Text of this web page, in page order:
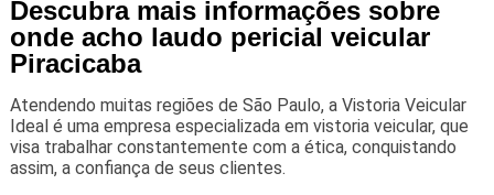
Descubra mais informações sobre
onde acho laudo pericial veicular
Piracicaba
Atendendo muitas regiões de São Paulo, a Vistoria Veicular
Ideal é uma empresa especializada em vistoria veicular, que
visa trabalhar constantemente com a ética, conquistando
assim, a confiança de seus clientes.